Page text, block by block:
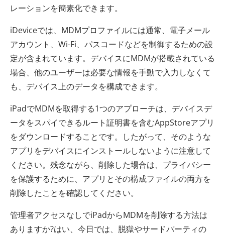
レーションを簡素化できます。
iDeviceでは、MDMプロファイルには通常、電子メール
アカウント、Wi-Fi、パスコードなどを制御するための設
定が含まれています。デバイスにMDMが搭載されている
場合、他のユーザーは必要な情報を手動で入力しなくて
も、デバイス上のデータを構成できます。
iPadでMDMを取得する1つのアプローチは、デバイスデ
ータをスパイできるルート証明書を含むAppStoreアプリ
をダウンロードすることです。したがって、そのような
アプリをデバイスにインストールしないように注意して
ください。残念ながら、削除した場合は、プライバシー
を保護するために、アプリとその構成ファイルの両方を
削除したことを確認してください。
管理者アクセスなしでiPadからMDMを削除する方法は
ありますか?はい、今日では、脱獄やサードパーティの